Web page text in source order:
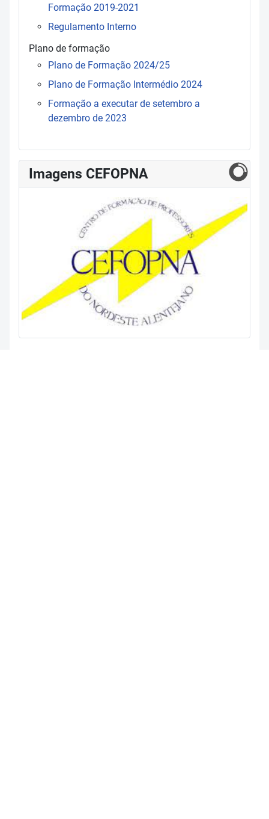
Formação 2019-2021
Regulamento Interno
Plano de formação
Plano de Formação 2024/25
Plano de Formação Intermédio 2024
Formação a executar de setembro a
dezembro de 2023
Imagens CEFOPNA